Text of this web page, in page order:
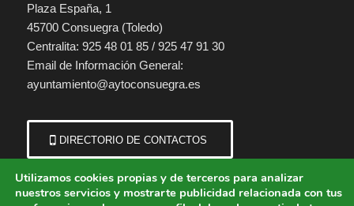
Plaza España, 1
45700 Consuegra (Toledo)
Centralita: 925 48 01 85 / 925 47 91 30
Email de Información General:
ayuntamiento@aytoconsuegra.es
DIRECTORIO DE CONTACTOS
Utilizamos cookies propias y de terceros para analizar
nuestros servicios y mostrarte publicidad relacionada con tus